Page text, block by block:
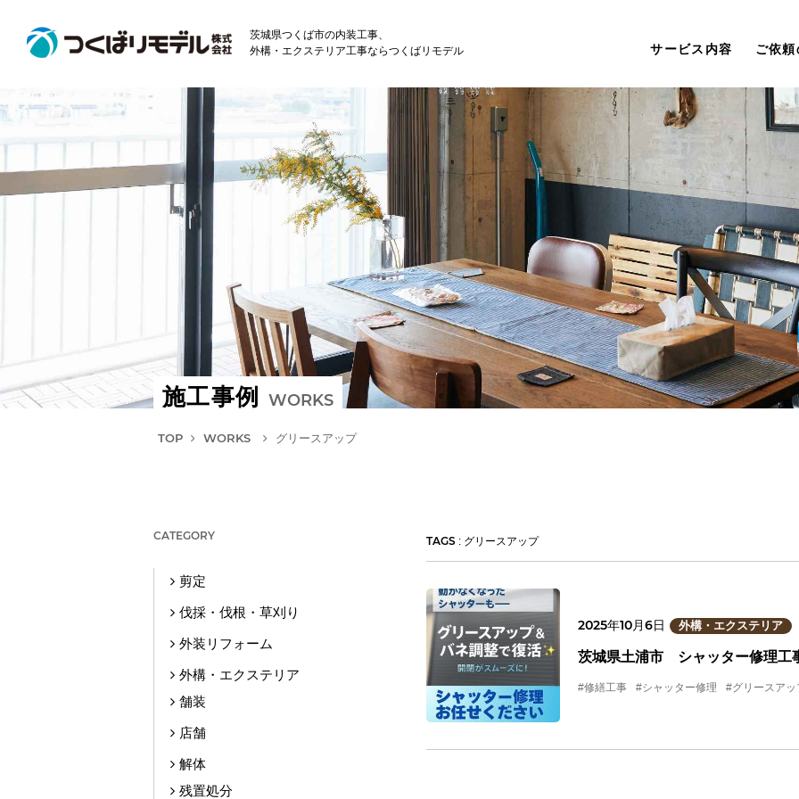
茨城県つくば市の内装工事、
外構・エクステリア工事ならつくばリモデル
サービス内容 ご依
施工事例 WORKS
TOP WORKS グリースアップ
TAGS : グリースアップ
2025年10月6日 外構・エクステリア
茨城県土浦市 シャッター修理工
#修繕工事 #シャッター修理 #グリースアッ
CATEGORY
剪定
伐採・伐根・草刈り
外装リフォーム
外構・エクステリア
舗装
店舗
解体
残置処分